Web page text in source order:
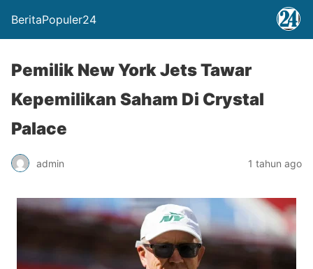
BeritaPopuler24
Pemilik New York Jets Tawar
Kepemilikan Saham Di Crystal
Palace
admin 1 tahun ago